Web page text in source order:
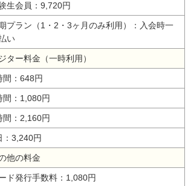
生会員：9,720円
プラン（1・2・3ヶ月のみ利用）：入会時一
い
ター料金（一時利用）
間：648円
間：1,080円
間：2,160円
：3,240円
他の料金
ド発行手数料：1,080円